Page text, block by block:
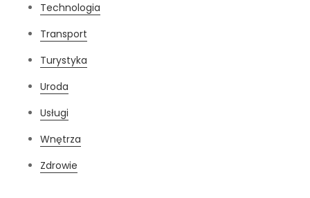
Technologia
Transport
Turystyka
Uroda
Usługi
Wnętrza
Zdrowie